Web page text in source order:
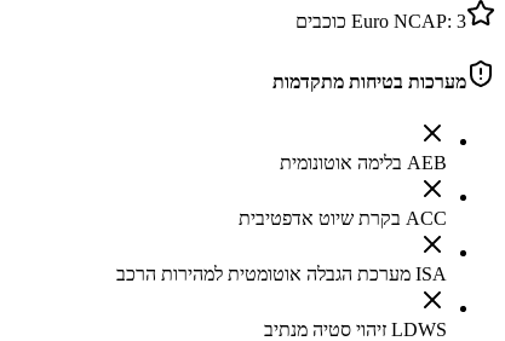
Euro NCAP: 3 כוכבים
מערכות בטיחות מתקדמות
AEB בלימה אוטונומית
ACC בקרת שיוט אדפטיבית
ISA מערכת הגבלה אוטומטית למהירות הרכב
LDWS זיהוי סטיה מנתיב